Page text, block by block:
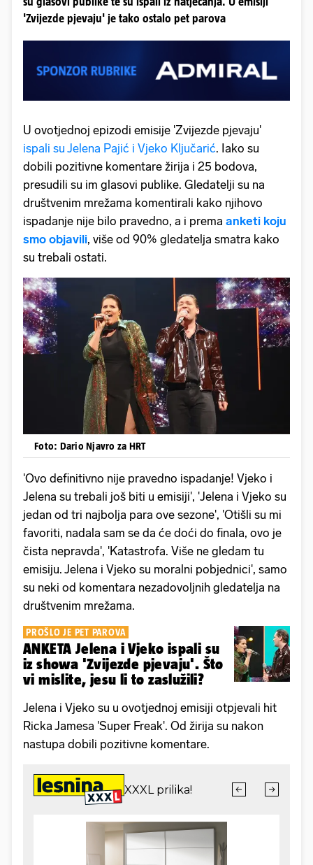
'Zvijezde pjevaju' je tako ostalo pet parova
U ovotjednoj epizodi emisije 'Zvijezde pjevaju'
ispali su Jelena Pajić i Vjeko Ključarić. Iako su
dobili pozitivne komentare žirija i 25 bodova,
presudili su im glasovi publike. Gledatelji su na
društvenim mrežama komentirali kako njihovo
ispadanje nije bilo pravedno, a i prema anketi koju
smo objavili, više od 90% gledatelja smatra kako
su trebali ostati.
Foto: Dario Njavro za HRT
'Ovo definitivno nije pravedno ispadanje! Vjeko i
Jelena su trebali još biti u emisiji', 'Jelena i Vjeko su
jedan od tri najbolja para ove sezone', 'Otišli su mi
favoriti, nadala sam se da će doći do finala, ovo je
čista nepravda', 'Katastrofa. Više ne gledam tu
emisiju. Jelena i Vjeko su moralni pobjednici', samo
su neki od komentara nezadovoljnih gledatelja na
društvenim mrežama.
PROŠLO JE PET PAROVA
ANKETA Jelena i Vjeko ispali su
iz showa 'Zvijezde pjevaju'. Što
vi mislite, jesu li to zaslužili?
Jelena i Vjeko su u ovotjednoj emisiji otpjevali hit
Ricka Jamesa 'Super Freak'. Od žirija su nakon
nastupa dobili pozitivne komentare.